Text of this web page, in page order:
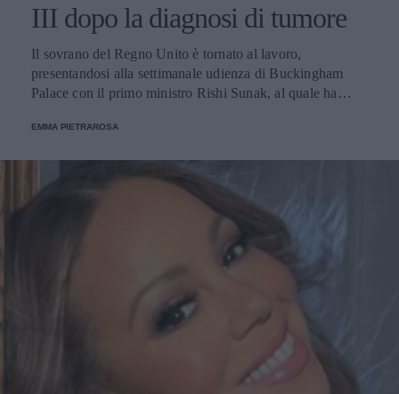
III dopo la diagnosi di tumore
Il sovrano del Regno Unito è tornato al lavoro,
presentandosi alla settimanale udienza di Buckingham
Palace con il primo ministro Rishi Sunak, al quale ha
EMMA PIETRAROSA